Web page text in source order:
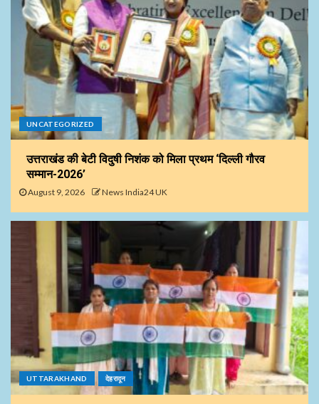
UNCATEGORIZED
उत्तराखंड की बेटी विदुषी निशंक को मिला प्रथम ‘दिल्ली गौरव
सम्मान-2026’
August 9, 2026 News India24 UK
UTTARAKHAND देहरादून